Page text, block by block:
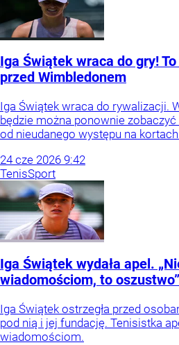
Iga Świątek wraca do gry!
przed Wimbledonem
Iga Świątek wraca do rywalizacji.
będzie można ponownie
od nieudanego występu na
24 cze 2026 9:42
TenisSport
Iga Świątek wydała apel.
wiadomościom, to oszustwo”
Iga Świątek ostrzegła przed
pod nią i jej fundację. Tenisistka
wiadomościom.